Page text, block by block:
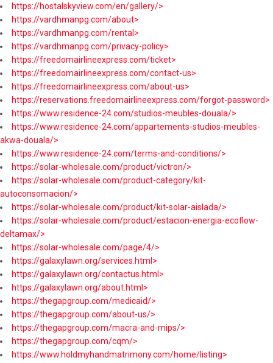
https://hostalskyview.com/en/gallery/>
https://vardhmanpg.com/about>
https://vardhmanpg.com/rental>
https://vardhmanpg.com/privacy-policy>
https://freedomairlineexpress.com/ticket>
https://freedomairlineexpress.com/contact-us>
https://freedomairlineexpress.com/about-us>
https://reservations.freedomairlineexpress.com/forgot-password>
https://www.residence-24.com/studios-meubles-douala/>
https://www.residence-24.com/appartements-studios-meubles-
akwa-douala/>
https://www.residence-24.com/terms-and-conditions/>
https://solar-wholesale.com/product/victron/>
https://solar-wholesale.com/product-category/kit-
autoconsomacion/>
https://solar-wholesale.com/product/kit-solar-aislada/>
https://solar-wholesale.com/product/estacion-energia-ecoflow-
deltamax/>
https://solar-wholesale.com/page/4/>
https://galaxylawn.org/services.html>
https://galaxylawn.org/contactus.html>
https://galaxylawn.org/about.html>
https://thegapgroup.com/medicaid/>
https://thegapgroup.com/about-us/>
https://thegapgroup.com/macra-and-mips/>
https://thegapgroup.com/cqm/>
https://www.holdmyhandmatrimony.com/home/listing>